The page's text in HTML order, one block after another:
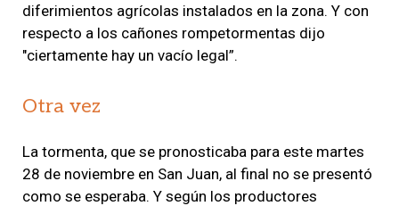
diferimientos agrícolas instalados en la zona. Y con
respecto a los cañones rompetormentas dijo
"ciertamente hay un vacío legal”.
Otra vez
La tormenta, que se pronosticaba para este martes
28 de noviembre en San Juan, al final no se presentó
como se esperaba. Y según los productores